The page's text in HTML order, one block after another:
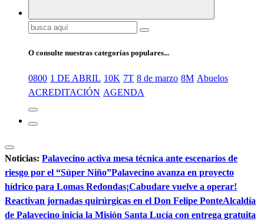
Buscar:
O consulte nuestras categorías populares...
0800 1 DE ABRIL 10K 7T 8 de marzo 8M Abuelos
ACREDITACIÓN AGENDA
Noticias: Palavecino activa mesa técnica ante escenarios de
riesgo por el “Súper Niño”Palavecino avanza en proyecto
hídrico para Lomas Redondas¡Cabudare vuelve a operar!
Reactivan jornadas quirúrgicas en el Don Felipe PonteAlcaldía
de Palavecino inicia la Misión Santa Lucía con entrega gratuita